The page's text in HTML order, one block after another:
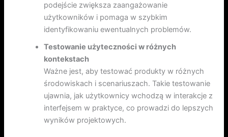
podejście zwiększa zaangażowanie
użytkowników i pomaga w szybkim
identyfikowaniu ewentualnych problemów.
Testowanie użyteczności w różnych
kontekstach
Ważne jest, aby testować produkty w różnych
środowiskach i scenariuszach. Takie testowanie
ujawnia, jak użytkownicy wchodzą w interakcje z
interfejsem w praktyce, co prowadzi do lepszych
wyników projektowych.